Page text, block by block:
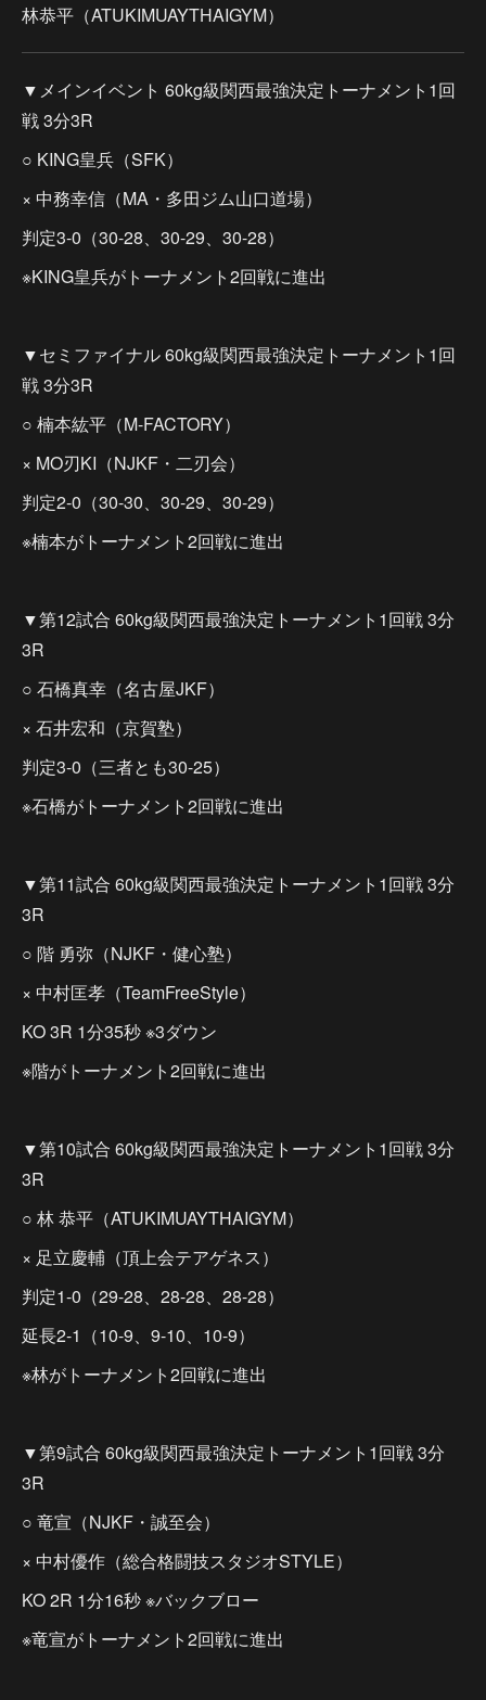
林恭平（ATUKIMUAYTHAIGYM）
▼メインイベント 60kg級関西最強決定トーナメント1回
戦 3分3R
○ KING皇兵（SFK）
× 中務幸信（MA・多田ジム山口道場）
判定3-0（30-28、30-29、30-28）
※KING皇兵がトーナメント2回戦に進出
▼セミファイナル 60kg級関西最強決定トーナメント1回
戦 3分3R
○ 楠本紘平（M-FACTORY）
× MO刃KI（NJKF・二刃会）
判定2-0（30-30、30-29、30-29）
※楠本がトーナメント2回戦に進出
▼第12試合 60kg級関西最強決定トーナメント1回戦 3分
3R
○ 石橋真幸（名古屋JKF）
× 石井宏和（京賀塾）
判定3-0（三者とも30-25）
※石橋がトーナメント2回戦に進出
▼第11試合 60kg級関西最強決定トーナメント1回戦 3分
3R
○ 階 勇弥（NJKF・健心塾）
× 中村匡孝（TeamFreeStyle）
KO 3R 1分35秒 ※3ダウン
※階がトーナメント2回戦に進出
▼第10試合 60kg級関西最強決定トーナメント1回戦 3分
3R
○ 林 恭平（ATUKIMUAYTHAIGYM）
× 足立慶輔（頂上会テアゲネス）
判定1-0（29-28、28-28、28-28）
延長2-1（10-9、9-10、10-9）
※林がトーナメント2回戦に進出
▼第9試合 60kg級関西最強決定トーナメント1回戦 3分
3R
○ 竜宣（NJKF・誠至会）
× 中村優作（総合格闘技スタジオSTYLE）
KO 2R 1分16秒 ※バックブロー
※竜宣がトーナメント2回戦に進出